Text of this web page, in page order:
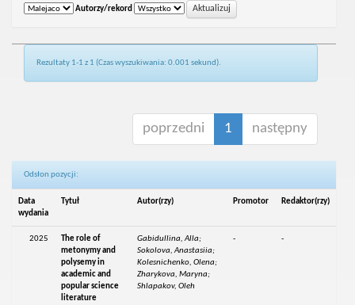
Autorzy/rekord
Rezultaty 1-1 z 1 (Czas wyszukiwania: 0.001 sekund).
poprzedni 1 następny
Odsłon pozycji:
Data
wydania
Tytuł Autor(rzy) Promotor Redaktor(rzy)
2025
The role of
metonymy and
polysemy in
academic and
popular science
literature
Gabidullina, Alla;
Sokolova, Anastasiia;
Kolesnichenko, Olena;
Zharykova, Maryna;
Shlapakov, Oleh
- -